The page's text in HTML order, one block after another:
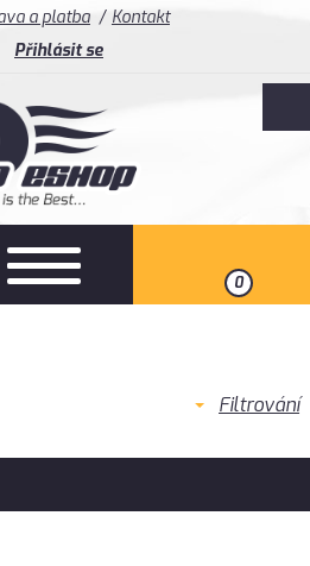
a platba
Kontakt
Přihlásit se
0
Filtrování